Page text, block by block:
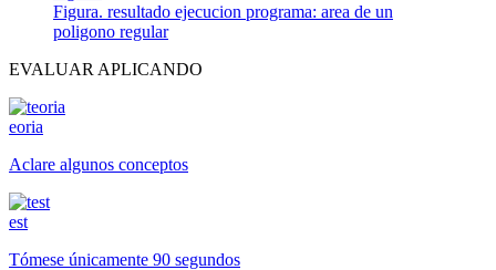
Figura. resultado ejecucion programa: area de un
poligono regular
EVALUAR APLICANDO
eoria
Aclare algunos conceptos
est
Tómese únicamente 90 segundos